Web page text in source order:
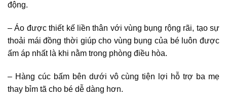
động.
– Áo được thiết kế liền thân với vùng bụng rộng rãi, tạo sự
thoải mái đồng thời giúp cho vùng bụng của bé luôn được
ấm áp nhất là khi nằm trong phòng điều hòa.
– Hàng cúc bấm bên dưới vô cùng tiện lợi hỗ trợ ba mẹ
thay bỉm tã cho bé dễ dàng hơn.